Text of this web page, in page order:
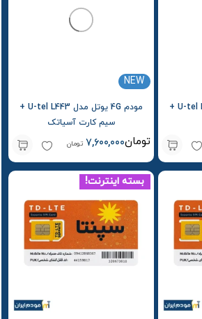
مودم 4G یوتل مدل U-tel L443 +
NEW
مودم 4G یوتل مدل U-tel L443 +
سیم کارت آسیاتک
7,600,000 تومان تومان
بسته اینترنت!